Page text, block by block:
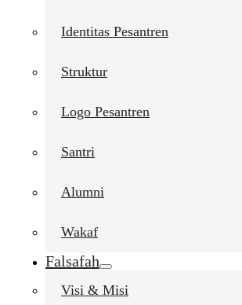
Identitas Pesantren
Struktur
Logo Pesantren
Santri
Alumni
Wakaf
Falsafah
Visi & Misi